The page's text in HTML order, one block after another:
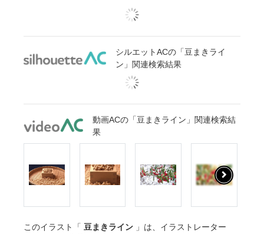
シルエットACの「豆まきライ
ン」関連検索結果
動画ACの「豆まきライン」関連検索結
果
このイラスト「 豆まきライン 」は、イラストレーター